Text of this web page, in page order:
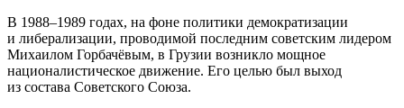
В 1988–1989 годах, на фоне политики демократизации
и либерализации, проводимой последним советским лидером
Михаилом Горбачёвым, в Грузии возникло мощное
националистическое движение. Его целью был выход
из состава Советского Союза.